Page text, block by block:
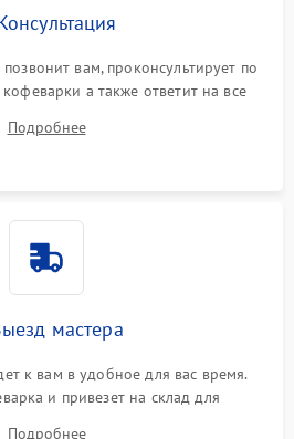
вам, проконсультирует по
а также ответит на все
Подробнее
мастера
к вам в удобное для вас время.
и привезет на склад для
Подробнее